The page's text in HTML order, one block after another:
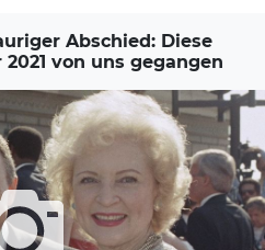
Abschied: Diese
von uns gegangen